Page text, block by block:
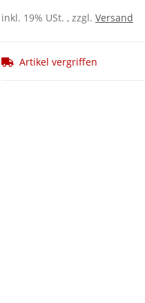
inkl. 19% USt. , zzgl. Versand
Artikel vergriffen